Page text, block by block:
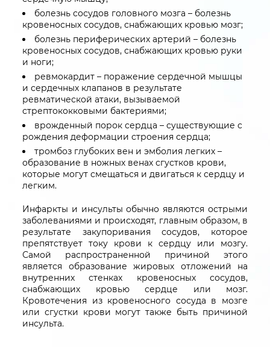
болезнь сосудов головного мозга – болезнь
кровеносных сосудов, снабжающих кровью мозг;
болезнь периферических артерий – болезнь
кровеносных сосудов, снабжающих кровью руки
и ноги;
ревмокардит – поражение сердечной мышцы
и сердечных клапанов в результате
ревматической атаки, вызываемой
стрептококковыми бактериями;
врожденный порок сердца – существующие с
рождения деформации строения сердца;
тромбоз глубоких вен и эмболия легких –
образование в ножных венах сгустков крови,
которые могут смещаться и двигаться к сердцу и
легким.
Инфаркты и инсульты обычно являются острыми
заболеваниями и происходят, главным образом, в
результате закупоривания сосудов, которое
препятствует току крови к сердцу или мозгу.
Самой распространенной причиной этого
является образование жировых отложений на
внутренних стенках кровеносных сосудов,
снабжающих кровью сердце или мозг.
Кровотечения из кровеносного сосуда в мозге
или сгустки крови могут также быть причиной
инсульта.